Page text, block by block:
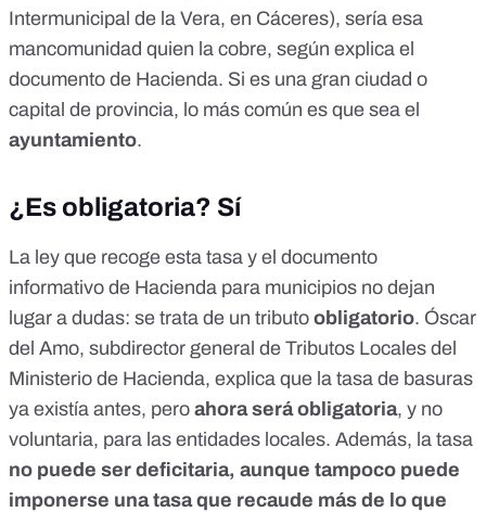
Intermunicipal de la Vera, en Cáceres), sería esa
mancomunidad quien la cobre, según explica el
documento de Hacienda. Si es una gran ciudad o
capital de provincia, lo más común es que sea el
ayuntamiento.
¿Es obligatoria? Sí
La ley que recoge esta tasa y el documento
informativo de Hacienda para municipios no dejan
lugar a dudas: se trata de un tributo obligatorio. Óscar
del Amo, subdirector general de Tributos Locales del
Ministerio de Hacienda, explica que la tasa de basuras
ya existía antes, pero ahora será obligatoria, y no
voluntaria, para las entidades locales. Además, la tasa
no puede ser deficitaria, aunque tampoco puede
imponerse una tasa que recaude más de lo que